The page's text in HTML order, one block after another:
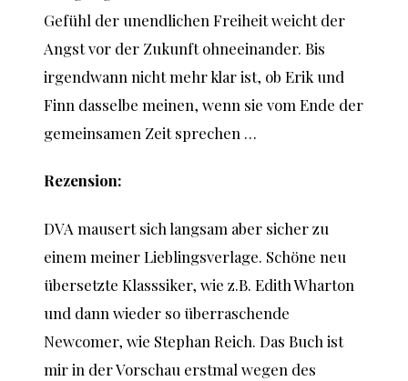
Gefühl der unendlichen Freiheit weicht der
Angst vor der Zukunft ohneeinander. Bis
irgendwann nicht mehr klar ist, ob Erik und
Finn dasselbe meinen, wenn sie vom Ende der
gemeinsamen Zeit sprechen …
Rezension:
DVA mausert sich langsam aber sicher zu
einem meiner Lieblingsverlage. Schöne neu
übersetzte Klasssiker, wie z.B. Edith Wharton
und dann wieder so überraschende
Newcomer, wie Stephan Reich. Das Buch ist
mir in der Vorschau erstmal wegen des